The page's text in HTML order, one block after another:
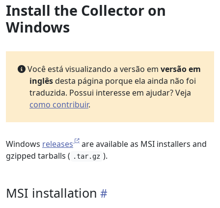
Install the Collector on
Windows
Você está visualizando a versão em versão em
inglêsdesta página porque ela ainda não foi
traduzida. Possui interesse em ajudar? Veja
como contribuir.
Windows releases
are available as MSI installers and
gzipped tarballs ( .tar.gz ).
MSI installation